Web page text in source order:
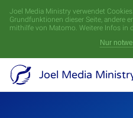
Joel Media Ministry verwendet
Grundfunktionen dieser Seite, andere
mithilfe von Matomo. Weitere Infos in
Nur
Joel Media